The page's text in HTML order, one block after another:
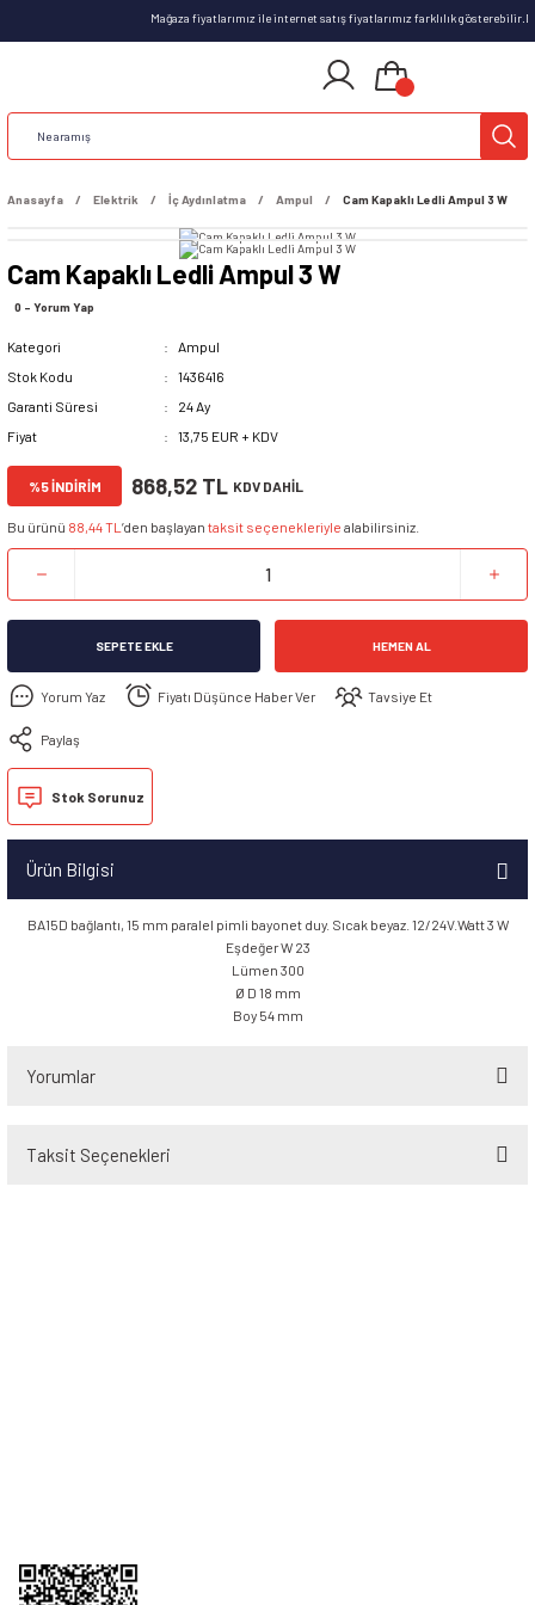
Mağaza fiyatlarımız ile internet satış fiyatlarımız farklılık
Anasayfa Elektrik İç Aydınlatma Ampul Cam Kapaklı Ledli Ampul 3 W
Cam Kapaklı Ledli Ampul 3 W
0 - Yorum Yap
Kategori
Ampul
Stok Kodu
1436416
Garanti Süresi
24 Ay
Fiyat
13,75 EUR + KDV
%5 İNDİRİM 868,52 TL KDV DAHİL
Bu ürünü 88,44 TL ’den başlayan taksit seçenekleriyle alabilirsiniz.
SEPETE EKLE HEMEN AL
Yorum Yaz Fiyatı Düşünce Haber Ver Tavsiye Et
Paylaş
Stok Sorunuz
Ürün Bilgisi
BA15D bağlantı, 15 mm paralel pimli bayonet duy. Sıcak beyaz. 12/24V.Watt 3 W
Eşdeğer W 23
Lümen 300
Ø D 18 mm
Boy 54 mm
Yorumlar
Taksit Seçenekleri